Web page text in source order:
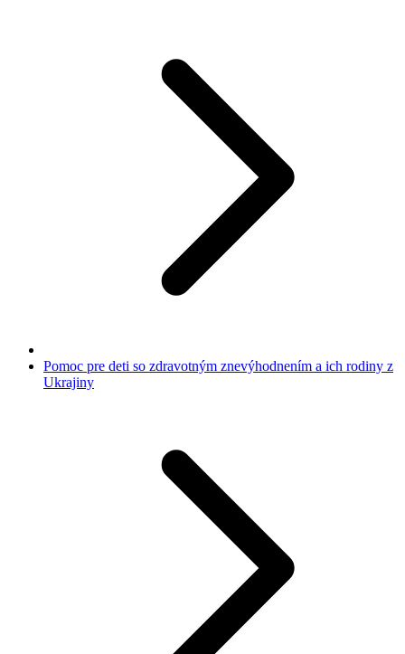
Pomoc pre deti so zdravotným znevýhodnením a ich rodiny z
Ukrajiny